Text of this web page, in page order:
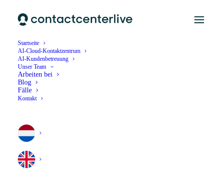
Startseite
AI-Cloud-Kontaktzentrum
AI-Kundenbetreuung
Unser Team
Arbeiten bei
Blog
Fälle
Kontakt